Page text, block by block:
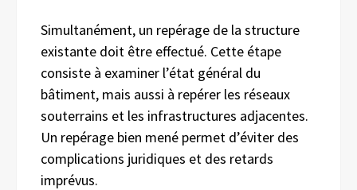
Simultanément, un repérage de la structure
existante doit être effectué. Cette étape
consiste à examiner l’état général du
bâtiment, mais aussi à repérer les réseaux
souterrains et les infrastructures adjacentes.
Un repérage bien mené permet d’éviter des
complications juridiques et des retards
imprévus.